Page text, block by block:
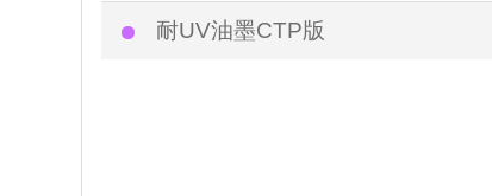
耐UV油墨CTP版